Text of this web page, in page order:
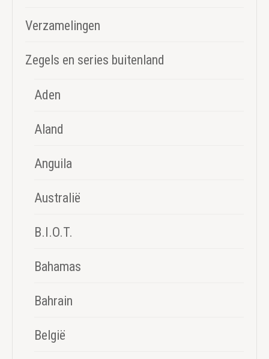
Verzamelingen
Zegels en series buitenland
Aden
Aland
Anguila
Australië
B.I.O.T.
Bahamas
Bahrain
België